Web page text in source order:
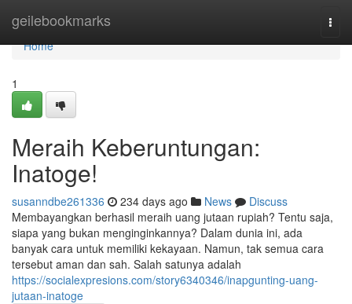
geilebookmarks
Home
Home
1
Meraih Keberuntungan:
Inatoge!
susanndbe261336 234 days ago News
Discuss
Membayangkan berhasil meraih uang jutaan rupiah? Tentu saja,
siapa yang bukan menginginkannya? Dalam dunia ini, ada
banyak cara untuk memiliki kekayaan. Namun, tak semua cara
tersebut aman dan sah. Salah satunya adalah
https://socialexpresions.com/story6340346/inapgunting-uang-
jutaan-inatoge